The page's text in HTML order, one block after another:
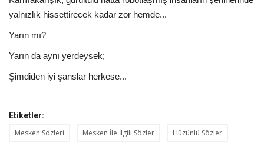
yalnızlık hissettirecek kadar zor hemde...
Yarın mı?
Yarın da aynı yerdeysek;
Şimdiden iyi şanslar herkese...
Etiketler:
Mesken Sözleri Mesken İle İlgili Sözler Hüzünlü Sözler